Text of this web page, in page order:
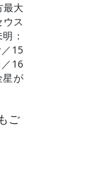
最大
ス
：
15
16
星が
ご